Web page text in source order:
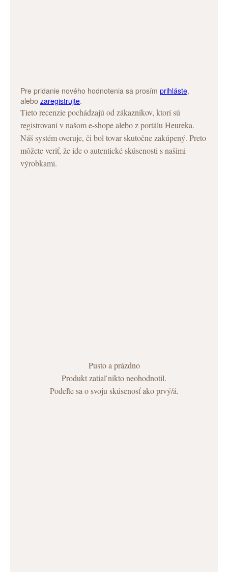
Pre pridanie nového hodnotenia sa prosím prihláste,
alebo zaregistrujte.
Tieto recenzie pochádzajú od zákazníkov, ktorí sú
registrovaní v našom e-shope alebo z portálu Heureka.
Náš systém overuje, či bol tovar skutočne zakúpený. Preto
môžete veriť, že ide o autentické skúsenosti s našimi
výrobkami.
Pusto a prázdno
Produkt zatiaľ nikto neohodnotil.
Podeľte sa o svoju skúsenosť ako prvý/á.